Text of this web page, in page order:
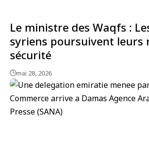
Le ministre des Waqfs :
syriens poursuivent leurs
sécurité
mai 28, 2026